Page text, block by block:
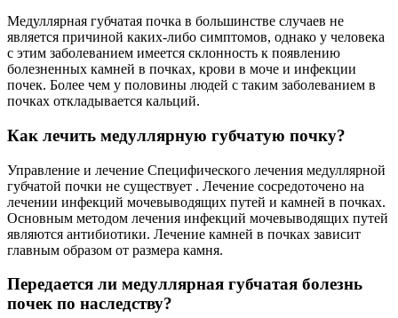
Медуллярная губчатая почка в большинстве случаев не
является причиной каких-либо симптомов, однако у человека
с этим заболеванием имеется склонность к появлению
болезненных камней в почках, крови в моче и инфекции
почек. Более чем у половины людей с таким заболеванием в
почках откладывается кальций.
Как лечить медуллярную губчатую почку?
Управление и лечение Специфического лечения медуллярной
губчатой ​​почки не существует . Лечение сосредоточено на
лечении инфекций мочевыводящих путей и камней в почках.
Основным методом лечения инфекций мочевыводящих путей
являются антибиотики. Лечение камней в почках зависит
главным образом от размера камня.
Передается ли медуллярная губчатая болезнь
почек по наследству?